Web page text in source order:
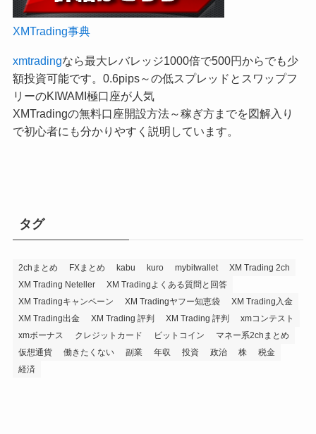
XMTrading事典
xmtradingなら最大レバレッジ1000倍で500円からでも少
額投資可能です。0.6pips～の低スプレッドとスワップフ
リーのKIWAMI極口座が人気
XMTradingの無料口座開設方法～稼ぎ方までを図解入り
で初心者にも分かりやすく説明しています。
タグ
2chまとめ FXまとめ kabu kuro mybitwallet
XM Trading 2ch
XM Trading Neteller
XM Tradingよくある質問と回答
XM Tradingキャンペーン
XM Tradingヤフー知恵袋
XM Trading入金
XM Trading出金
XM Trading 評判 XM Trading 評判
xmコンテスト
xmボーナス
クレジットカード ビットコイン
マネー系2chまとめ
仮想通貨
働きたくない 副業 年収 投資 政治 株
税金
経済